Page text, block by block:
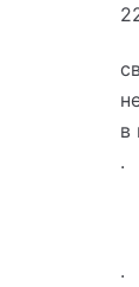
в
.
.